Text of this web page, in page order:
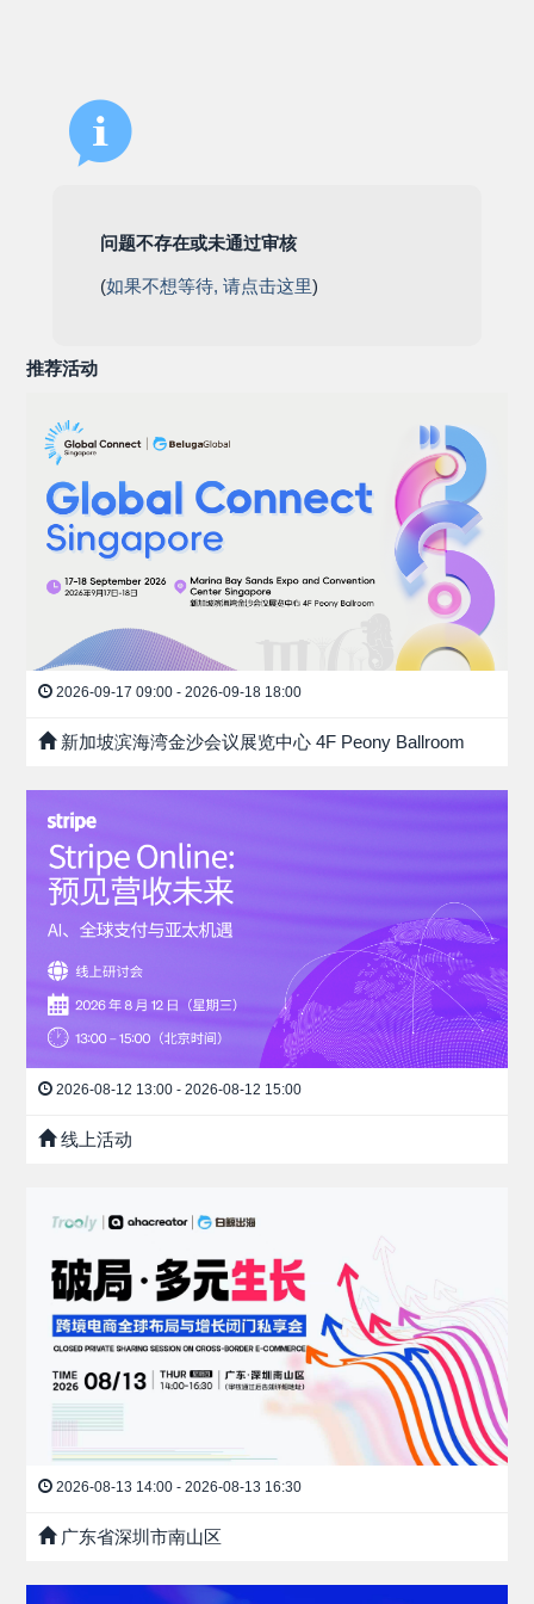
问题不存在或未通过审核
(如果不想等待, 请点击这里)
推荐活动
2026-09-17 09:00 - 2026-09-18 18:00
新加坡滨海湾金沙会议展览中心 4F Peony Ballroom
2026-08-12 13:00 - 2026-08-12 15:00
线上活动
2026-08-13 14:00 - 2026-08-13 16:30
广东省深圳市南山区